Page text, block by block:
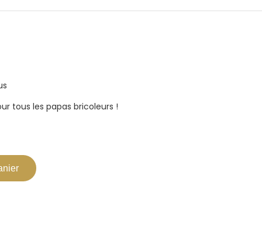
tous les papas bricoleurs !